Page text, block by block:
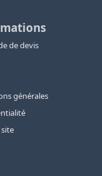
de devis
générales